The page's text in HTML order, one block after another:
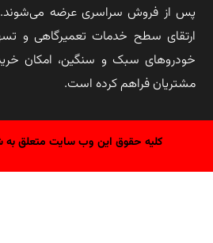
پس از فروش سراسری عرضه
ارتقای سطح خدمات تعمیرگاهی و
خودروهای سبک و سنگین، امکان
مشتریان فراهم کرده است.
کلیه حقوق این وب سایت متعلق